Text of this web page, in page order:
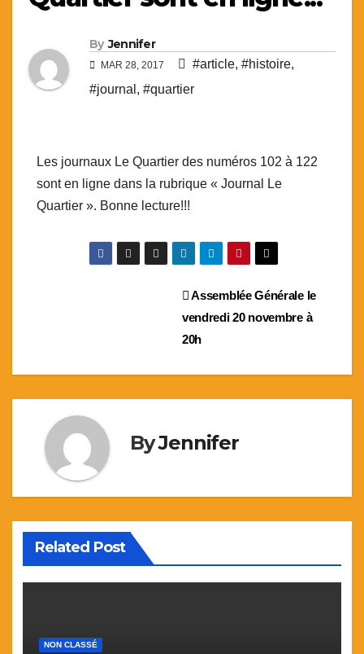
By Jennifer
MAR 28, 2017 #article, #histoire,
#journal , #quartier
Les journaux Le Quartier des numéros 102 à 122
sont en ligne dans la rubrique « Journal Le
Quartier ». Bonne lecture!!!
l’article
Assemblée Générale le
vendredi 20 novembre à
20h
ByJennifer
Related Post
NON CLASSÉ